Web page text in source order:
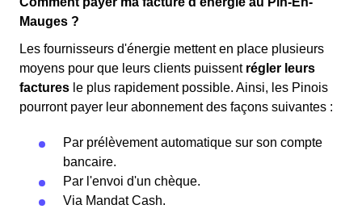
Mauges ?
Les fournisseurs d'énergie mettent en place plusieurs
moyens pour que leurs clients puissent régler leurs
factures le plus rapidement possible. Ainsi, les Pinois
pourront payer leur abonnement des façons suivantes :
Par prélèvement automatique sur son compte
bancaire.
Par l'envoi d'un chèque.
Via Mandat Cash.